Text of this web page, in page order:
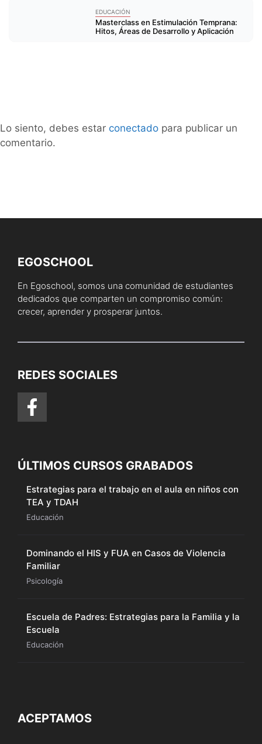
EDUCACIÓN
Masterclass en Estimulación Temprana:
Hitos, Áreas de Desarrollo y Aplicación
Lo siento, debes estar conectado para publicar un
comentario.
EGOSCHOOL
En Egoschool, somos una comunidad de estudiantes
dedicados que comparten un compromiso común:
crecer, aprender y prosperar juntos.
REDES SOCIALES
ÚLTIMOS CURSOS GRABADOS
Estrategias para el trabajo en el aula en niños con
TEA y TDAH
Educación
Dominando el HIS y FUA en Casos de Violencia
Familiar
Psicología
Escuela de Padres: Estrategias para la Familia y la
Escuela
Educación
ACEPTAMOS